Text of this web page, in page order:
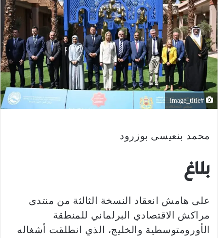
#image_title
محمد بنعيسى بوزرود
بلاغ
على هامش انعقاد النسخة الثالثة من منتدى
مراكش الاقتصادي البرلماني للمنطقة
الأورومتوسطية والخليج، الذي انطلقت أشغاله